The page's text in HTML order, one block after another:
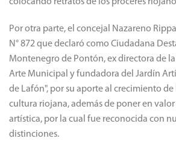
Por otra parte, el concejal Nazareno
N° 872 que declaró como Ciudadana
Montenegro de Pontón, ex directora de
Arte Municipal y fundadora del Jardín
de Lafón", por su aporte al crecimiento
cultura riojana, además de poner en
artística, por la cual fue reconocida con
distinciones.